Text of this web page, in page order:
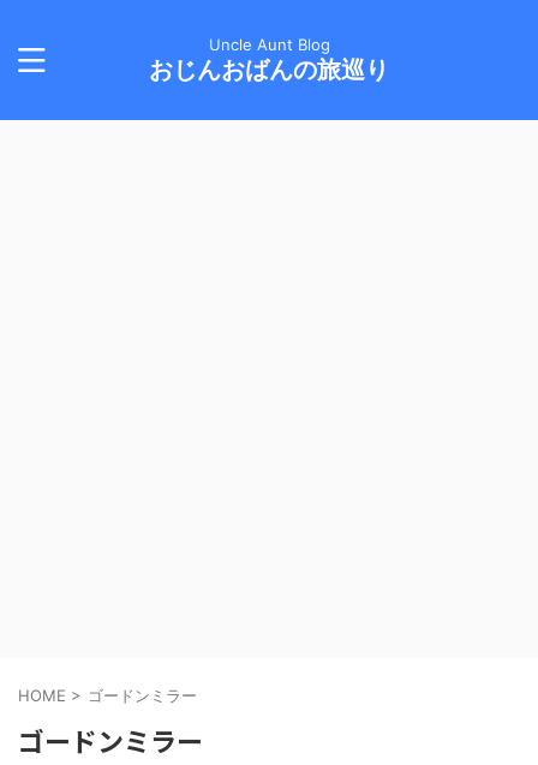
Uncle Aunt Blog
おじんおばんの旅巡り
HOME > ゴードンミラー
ゴードンミラー